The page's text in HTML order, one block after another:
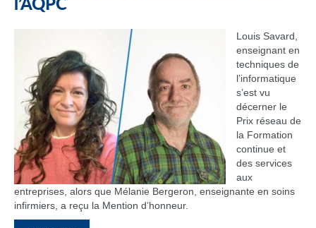
l’AQPC
Louis Savard,
enseignant en
techniques de
l’informatique
s’est vu
décerner le
Prix réseau de
la Formation
continue et
des services
aux
entreprises, alors que Mélanie Bergeron, enseignante en soins
infirmiers, a reçu la Mention d’honneur.